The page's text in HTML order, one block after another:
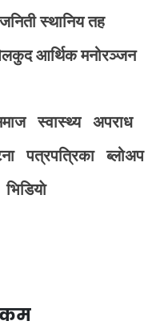
स्थानिय तह
आर्थिक मनोरञ्जन
स्वास्थ्य
अपराध
पत्रपत्रिका
ब्लोअप
भिडियाे